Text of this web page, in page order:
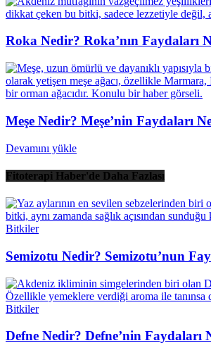
Roka Nedir? Roka’nın Faydaları
Meşe Nedir? Meşe’nin Faydaları
Devamını yükle
Fitoterapi Haber'de Daha Fazlası
Bitkiler
Semizotu Nedir? Semizotu’nun
Bitkiler
Defne Nedir? Defne’nin Faydaları